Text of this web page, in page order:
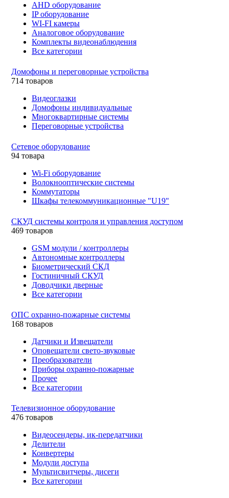
AHD оборудование
IP оборудование
WI-FI камеры
Аналоговое оборудование
Комплекты видеонаблюдения
Все категории
Домофоны и переговорные устройства
714 товаров
Видеоглазки
Домофоны индивидуальные
Многоквартирные системы
Переговорные устройства
Сетевое оборудование
94 товара
Wi-Fi оборудование
Волокнооптические системы
Коммутаторы
Шкафы телекоммуникационные "U19"
СКУД системы контроля и управления доступом
469 товаров
GSM модули / контроллеры
Автономные контроллеры
Биометрический СКД
Гостиничный СКУД
Доводчики дверные
Все категории
ОПС охранно-пожарные системы
168 товаров
Датчики и Извещатели
Оповещатели свето-звуковые
Преобразователи
Приборы охранно-пожарные
Прочее
Все категории
Телевизионное оборудование
476 товаров
Видеосендеры, ик-передатчики
Делители
Конвертеры
Модули доступа
Мультисвитчеры, дисеги
Все категории